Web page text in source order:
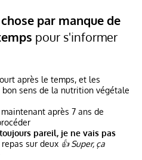
par manque de
pour s'informer
après le temps, et les
sens de la nutrition végétale
après 7 ans de
pareil, je ne vais pas
sur deux 👍 Super, ça